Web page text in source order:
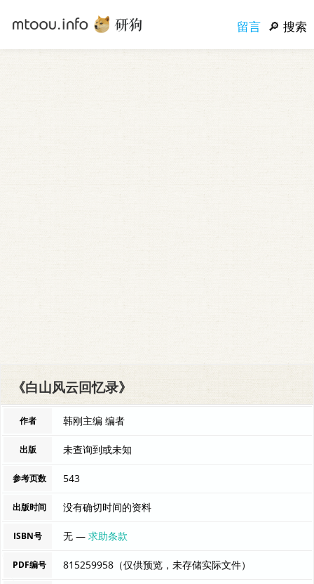
留言 搜索
《白山风云回忆录》
作者 韩刚主编 编者
出版 未查询到或未知
参考页数 543
出版时间 没有确切时间的资料
ISBN号 无 —求助条款
PDF编号 815259958（仅供预览，未存储实际文件）